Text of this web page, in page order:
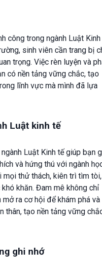
công trong ngành Luật Kinh
sinh viên cần trang bị
trọng. Việc rèn luyện và
có nền tảng vững chắc, tạo
lĩnh vực mà mình đã lựa
Luật kinh tế
Luật Kinh tế giúp bạn
và hứng thú với ngành
thử thách, kiên trì tìm tòi,
khăn. Đam mê không chỉ
ra cơ hội để khám phá và
thân, tạo nền tảng vững
ghi nhớ